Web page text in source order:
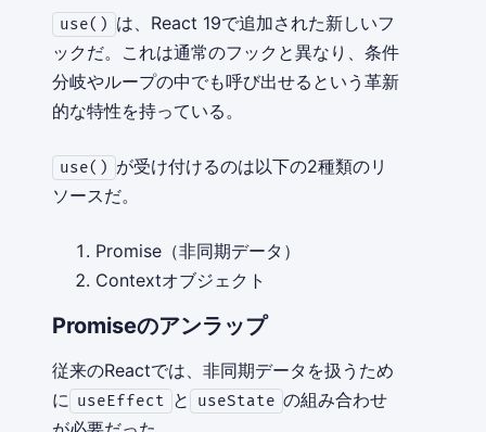
use() は、React 19で追加された新しいフ
ックだ。これは通常のフックと異なり、条件
分岐やループの中でも呼び出せるという革新
的な特性を持っている。
use() が受け付けるのは以下の2種類のリ
ソースだ。
Promise（非同期データ）
Contextオブジェクト
Promiseのアンラップ
従来のReactでは、非同期データを扱うため
に useEffect と useState の組み合わせ